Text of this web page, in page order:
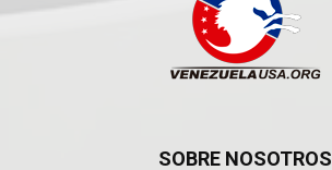
SOBRE NOSOTROS